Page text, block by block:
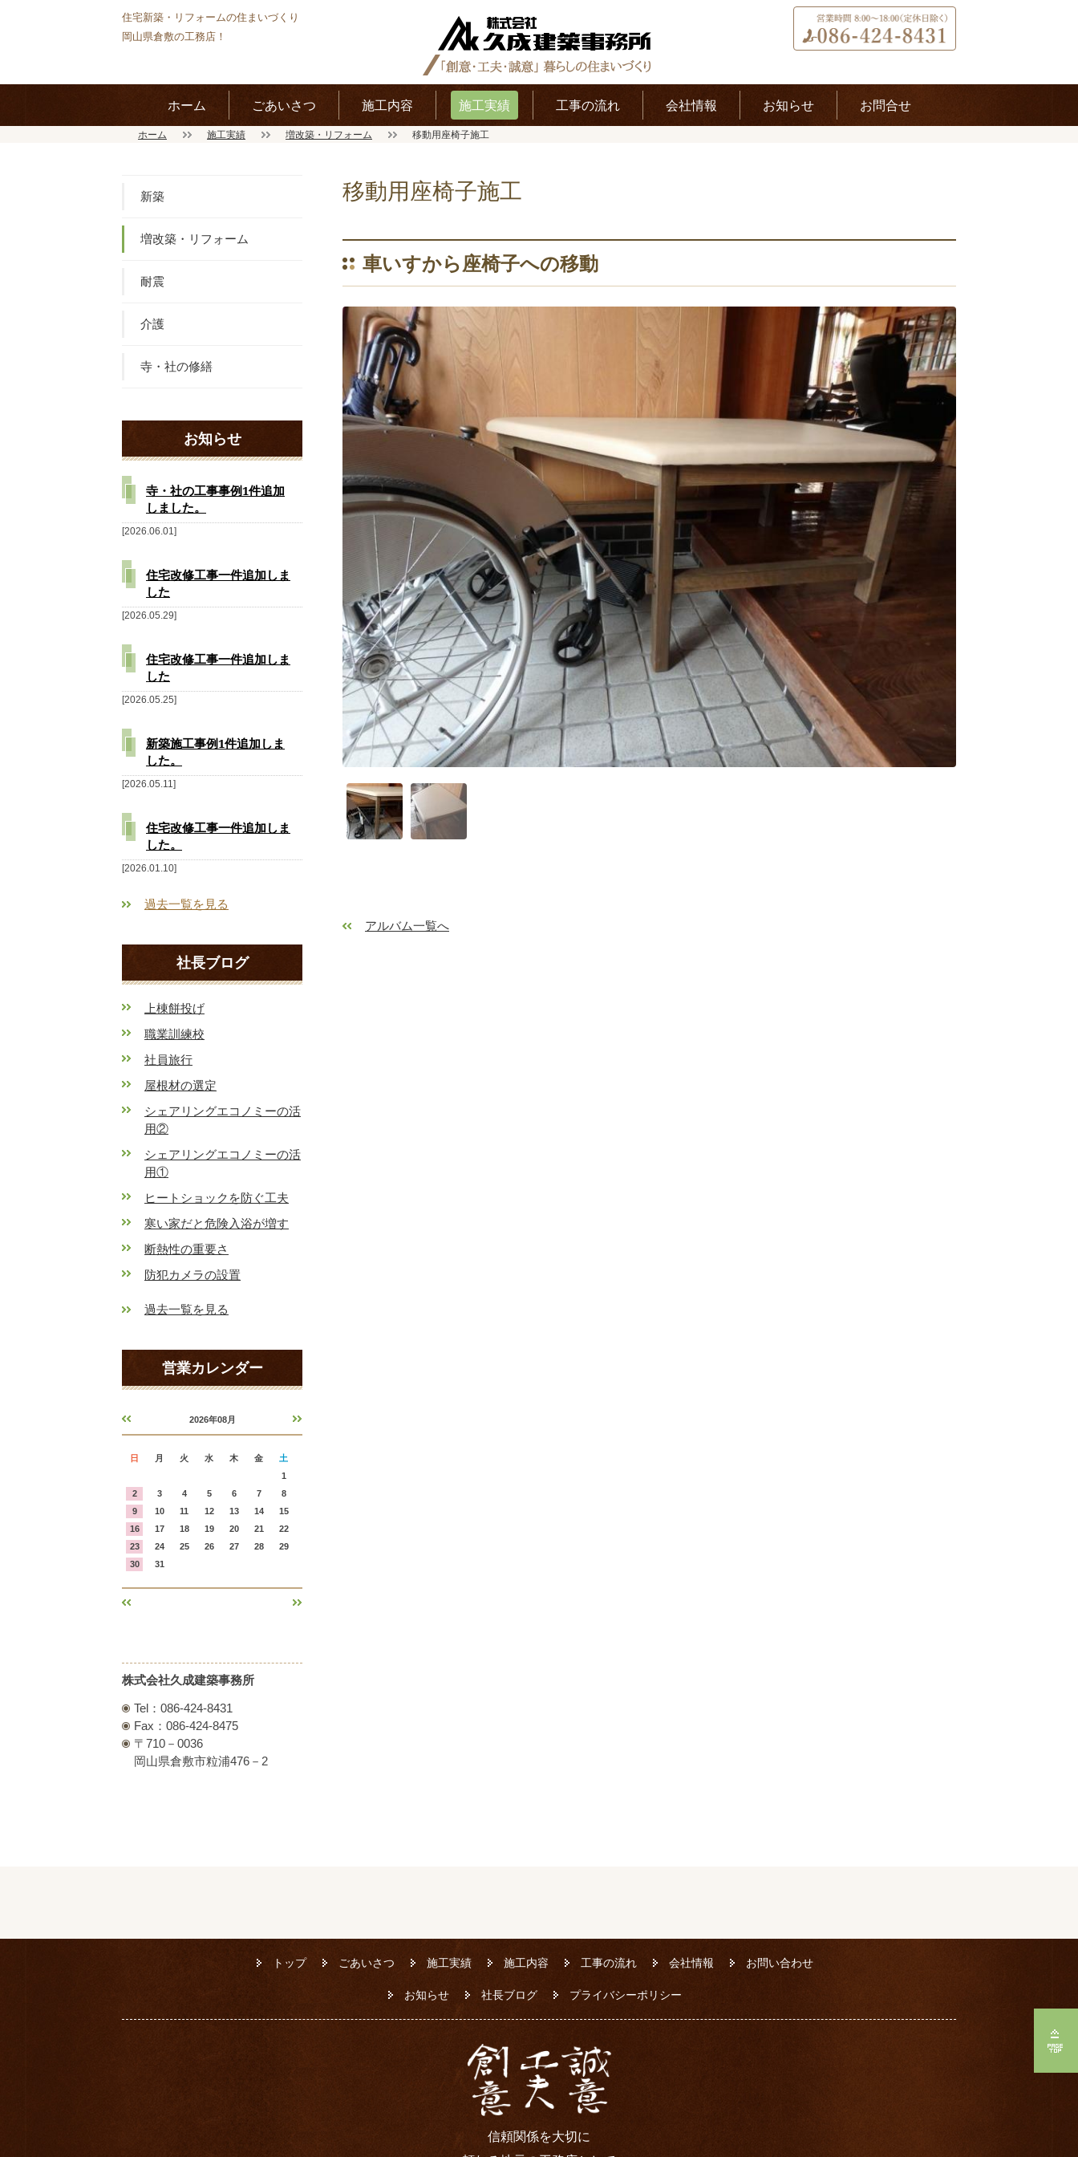
住宅新築・リフォームの住まいづくり
岡山県倉敷の工務店！
ホーム ごあいさつ 施工内容 施工実績 工事の流れ 会社情報 お知らせ お問合せ
ホーム 施工実績 増改築・リフォーム 移動用座椅子施工
移動用座椅子施工
車いすから座椅子への移動
アルバム一覧へ
新築
増改築・リフォーム
耐震
介護
寺・社の修繕
お知らせ
2026.06.01
寺・社の工事事例1件追加
しました。
2026.05.29
住宅改修工事一件追加しま
した
2026.05.25
住宅改修工事一件追加しま
した
2026.05.11
新築施工事例1件追加しま
した。
2026.01.10
住宅改修工事一件追加しま
した。
過去一覧を見る
社長ブログ
上棟餅投げ
職業訓練校
社員旅行
屋根材の選定
シェアリングエコノミーの活
用②
シェアリングエコノミーの活
用①
ヒートショックを防ぐ工夫
寒い家だと危険入浴が増す
断熱性の重要さ
防犯カメラの設置
過去一覧を見る
営業カレンダー
« »
2026年08月
日 月 火 水 木 金
土
1
2
3 4 5 6 7
8
9
10 11 12 13 14
15
16
17 18 19 20 21
22
23
24 25 26 27 28
29
30
31
株式会社久成建築事務所
Tel：086-424-8431
Fax：086-424-8475
〒710－0036
岡山県倉敷市粒浦476－2
トップ ごあいさつ 施工実績 施工内容 工事の流れ 会社情報 お問い合わせ
お知らせ 社長ブログ プライバシーポリシー
信頼関係を大切に